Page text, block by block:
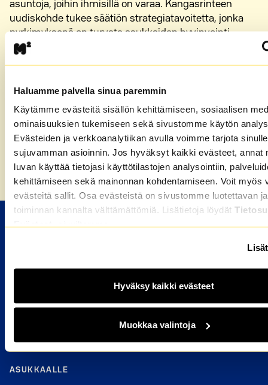
Haluamme palvella sinua paremmin
Käytämme evästeitä sisällön kehittämiseen, sosiaalisen
ominaisuuksien tukemiseen sekä sivustomme käytön
Evästeiden ja verkkoanalytiikan avulla voimme tarjota sinulle
sujuvamman asioinnin. Jos hyväksyt kaikki evästeet, annat
luvan käyttää tietojasi käyttötilastojen analysointiin,
kehittämiseen sekä mainonnan kohdentamiseen. Voit myös
evästeitä sallit. Osa evästeistä on sivustomme luotettavan
toiminnan kannalta välttämättömiä. Lisätietoja löydät
Evästeet-sivuiltamme.
Hyväksy kaikki evästeet
Muokkaa valintoja
asuntoja, joihin ihmisillä on varaa. Kangasrinteen
uudiskohde tukee säätiön strategiatavoitetta, jonka
pyrkimyksenä on turvata asukkaiden hyvinvointi
tarjoamalla kohtuuhintaista ja laadukasta vuokra-
Jyväskylässä
, kuten esimerkiksi vuonna 2020
valmistunutSuomen ensimmäinen
massiivipuurunkoinen kerrostalo Palokassa.
Etusivu»Uusia M2-Kotien vuokra-asuntoja Jyväskylän
Kangasrinteeseen
Kuka voi hakea
Hakijan usein kysytyt kysymykset
ASUKKAALLE